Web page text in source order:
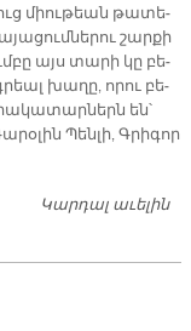
միու­թեան թա­տե­
շար­քի
այս տա­րի կը բե­
խա­ղը, ո­րու բե­
են՝
Պեն­լի, Գրի­գոր
Կարդալ աւելին